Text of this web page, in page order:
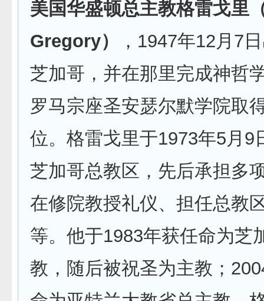
美国华盛顿总主教格雷戈里
Gregory）
，1947年12月7
芝加哥，并在那里完成神哲
罗马宗座圣安瑟尔默学院取
位。格雷戈里于1973年5月9
芝加哥总教区，先后承担多
在修院教授礼仪、担任总教
等。他于1983年获任命为芝
教，随后被祝圣为主教；